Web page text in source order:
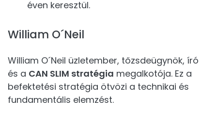
éven keresztül.
William O´Neil
William O´Neil üzletember, tőzsdeügynök, író
és a CAN SLIM stratégia megalkotója. Ez a
befektetési stratégia ötvözi a technikai és
fundamentális elemzést.